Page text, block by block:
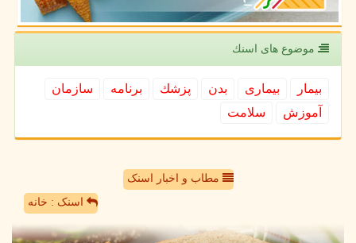
موضوع های اسنك
بیمار بیماری بدن پزشك برنامه
سازمان
آموزش
سلامت
مطاب و اخبار اسنک
اسنک : خانه